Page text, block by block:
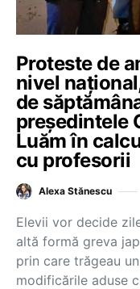
Proteste de
nivel
de
președintele
Luăm în
cu profesorii
Alexa Stănescu
Elevii vor decide
altă formă greva
prin care trăgeau
modificările aduse